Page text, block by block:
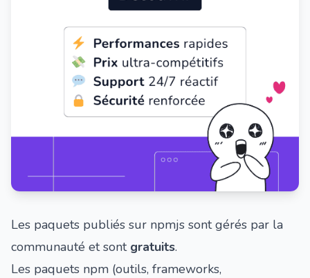
Les paquets publiés sur npmjs sont gérés par la
communauté et sont gratuits.
Les paquets npm (outils, frameworks,